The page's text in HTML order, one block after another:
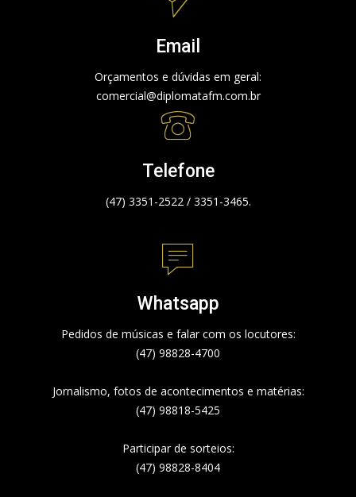
Email
Orçamentos e dúvidas em geral:
comercial@diplomatafm.com.br
Telefone
(47) 3351-2522 / 3351-3465.
Whatsapp
Pedidos de músicas e falar com os locutores:
(47) 98828-4700
Jornalismo, fotos de acontecimentos e matérias:
(47) 98818-5425
Participar de sorteios:
(47) 98828-8404